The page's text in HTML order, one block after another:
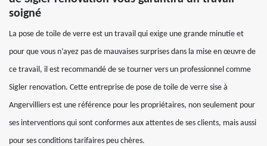
soigné
La pose de toile de verre est un travail qui exige une grande minutie et
pour que vous n’ayez pas de mauvaises surprises dans la mise en œuvre de
ce travail, il est recommandé de se tourner vers un professionnel comme
Sigler renovation. Cette entreprise de pose de toile de verre sise à
Angervilliers est une référence pour les propriétaires, non seulement pour
ses interventions qui sont conformes aux attentes de ses clients, mais aussi
pour ses conditions tarifaires peu chères.